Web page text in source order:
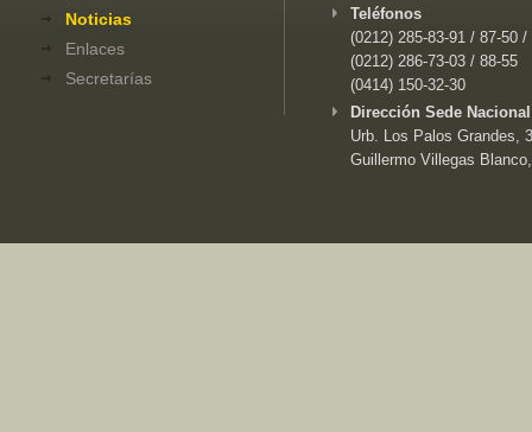
Noticias
Enlaces
Secretarías
Teléfonos
(0212) 285-83-91 / 87-50 /
(0212) 286-73-03 / 88-55
(0414) 150-32-30
Dirección Sede
Urb. Los Palos Grandes,
Guillermo Villegas